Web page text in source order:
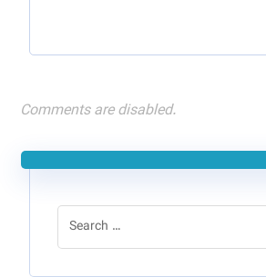
Comments are disabled.